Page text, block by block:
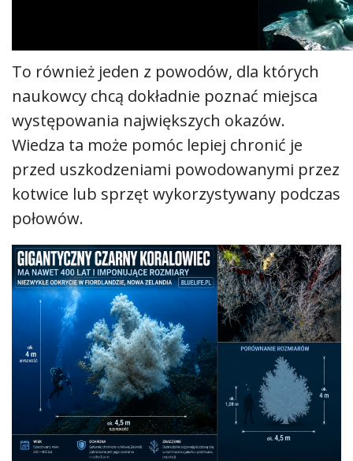
To również jeden z powodów, dla których
naukowcy chcą dokładnie poznać miejsca
występowania największych okazów.
Wiedza ta może pomóc lepiej chronić je
przed uszkodzeniami powodowanymi przez
kotwice lub sprzęt wykorzystywany podczas
połowów.